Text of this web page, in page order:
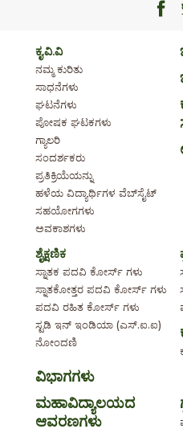
ಕೃ.ವಿ.ವಿ
ನಮ್ಮ ಕುರಿತು
ಸಾಧನೆಗಳು
ಘಟನೆಗಳು
ಪೋಷಕ ಘಟಕಗಳು
ಗ್ಯಾಲರಿ
ಸಂದರ್ಶಕರು
ಪ್ರತಿಕ್ರಿಯೆಯನ್ನು
ಹಳೆಯ ವಿದ್ಯಾರ್ಥಿಗಳ ವೆಬ್‌ಸೈಟ್
ಸಹಯೋಗಗಳು
ಅವಕಾಶಗಳು
ಶೈಕ್ಷಣಿಕ
ಸ್ನಾತಕ ಪದವಿ ಕೋರ್ಸ್ ಗಳು
ಸ್ನಾತಕೋತ್ತರ ಪದವಿ ಕೋರ್ಸ್ ಗಳು
ಪದವಿ ರಹಿತ ಕೋರ್ಸ್ ಗಳು
ಸ್ಟಡಿ ಇನ್ ಇಂಡಿಯಾ (ಎಸ್.ಐ.ಐ)
ನೋಂದಣಿ
ವಿಭಾಗಗಳು
ಮಹಾವಿದ್ಯಾಲಯದ
ಆವರಣಗಳು